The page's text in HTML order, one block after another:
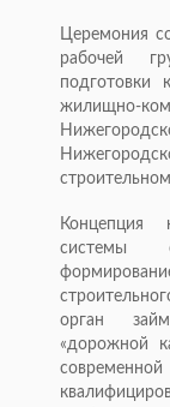
Церемония
рабочей
подготовки
жилищно-
Концепция
системы
орган
«дорожной